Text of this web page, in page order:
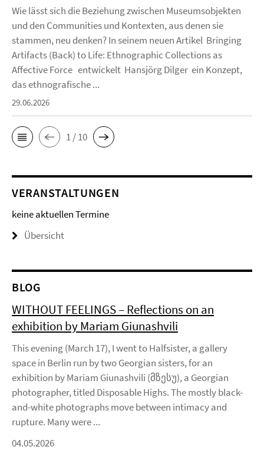
Wie lässt sich die Beziehung zwischen Museumsobjekten
und den Communities und Kontexten, aus denen sie
stammen, neu denken? In seinem neuen Artikel Bringing
Artifacts (Back) to Life: Ethnographic Collections as
Affective Force entwickelt Hansjörg Dilger ein Konzept,
das ethnografische ...
29.06.2026
1 / 10
VERANSTALTUNGEN
keine aktuellen Termine
Übersicht
BLOG
WITHOUT FEELINGS – Reflections on an
exhibition by Mariam Giunashvili
This evening (March 17), I went to Halfsister, a gallery
space in Berlin run by two Georgian sisters, for an
exhibition by Mariam Giunashvili (მზესუ), a Georgian
photographer, titled Disposable Highs. The mostly black-
and-white photographs move between intimacy and
rupture. Many were ...
04.05.2026